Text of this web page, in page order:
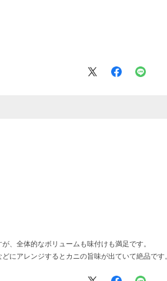
、全体的なボリュームも味付けも満足です。
にアレンジするとカニの旨味が出ていて絶品です。